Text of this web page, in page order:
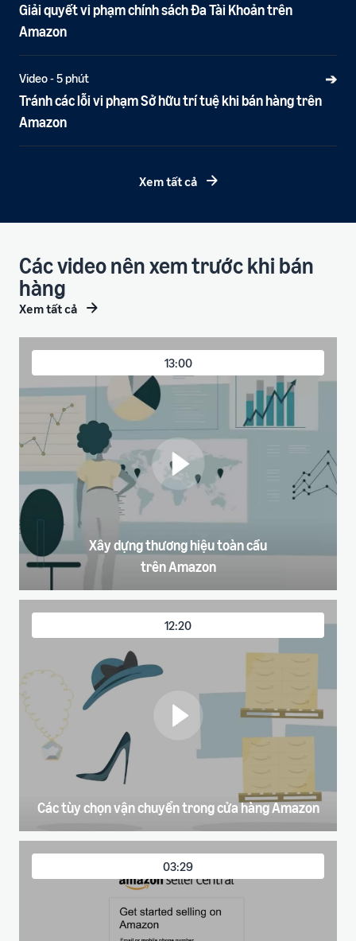
Giải quyết vi phạm chính sách Đa Tài Khoản trên
Amazon
Video - 5 phút
➔
Tránh các lỗi vi phạm Sở hữu trí tuệ khi bán hàng trên
Amazon
Xem tất cả
Các video nên xem trước khi bán
hàng
Xem tất cả
13:00
Xây dựng thương hiệu toàn cầu
trên Amazon
12:20
Các tùy chọn vận chuyển trong cửa hàng Amazon
03:29